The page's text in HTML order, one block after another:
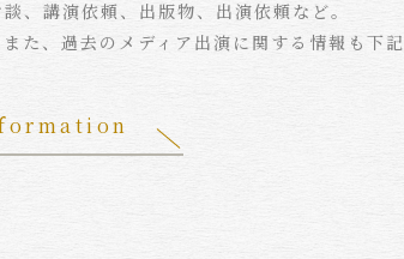
、講演依頼、出版物、出演依頼など。
た、過去のメディア出演に関する情報も下記